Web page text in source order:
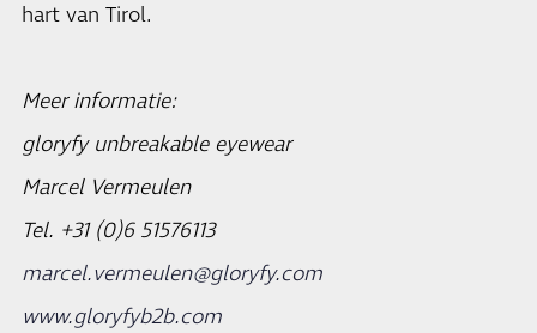
hart van Tirol.
Meer informatie:
gloryfy unbreakable eyewear
Marcel Vermeulen
Tel. +31 (0)6 51576113
marcel.vermeulen@gloryfy.com
www.gloryfyb2b.com